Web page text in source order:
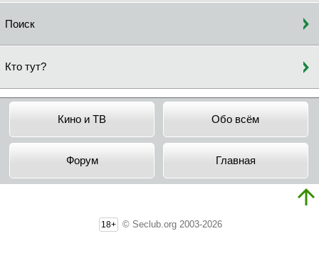
Поиск
Кто тут?
Кино и ТВ Обо всём
Форум Главная
18+ © Seclub.org 2003-2026